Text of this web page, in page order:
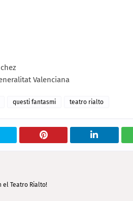
Valenciana
questi fantasmi teatro rialto
el Teatro Rialto!